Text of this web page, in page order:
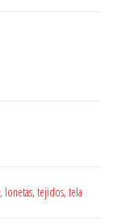
, lonetas, tejidos, tela